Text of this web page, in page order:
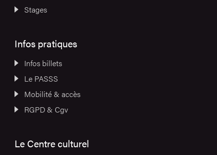
Stages
Infos pratiques
Infos billets
Le PASSS
Mobilité & accès
RGPD & Cgv
Le Centre culturel